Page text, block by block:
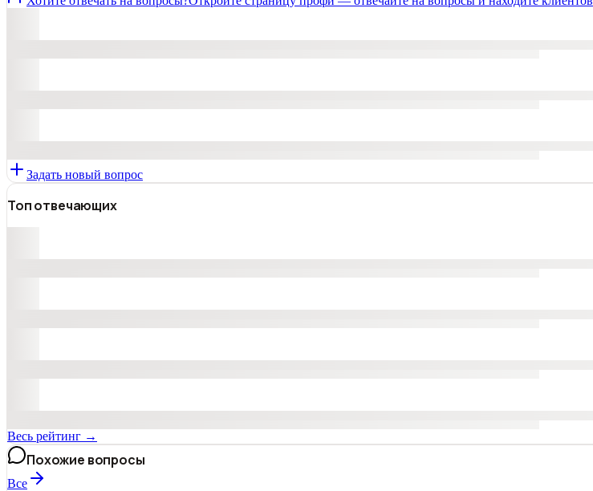
Задать новый вопрос
Топ отвечающих
Весь рейтинг →
Похожие вопросы
Все